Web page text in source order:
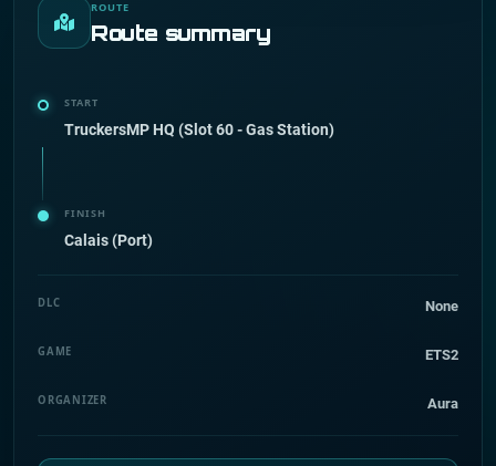
ROUTE
Route summary
START
TruckersMP HQ (Slot 60 - Gas Station)
FINISH
Calais (Port)
DLC None
GAME ETS2
ORGANIZER Aura